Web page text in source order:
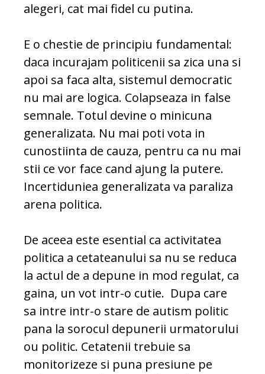
alegeri, cat mai fidel cu putina.
E o chestie de principiu fundamental:
daca incurajam politicenii sa zica una si
apoi sa faca alta, sistemul democratic
nu mai are logica. Colapseaza in false
semnale. Totul devine o minicuna
generalizata. Nu mai poti vota in
cunostiinta de cauza, pentru ca nu mai
stii ce vor face cand ajung la putere.
Incertiduniea generalizata va paraliza
arena politica.
De aceea este esential ca activitatea
politica a cetateanului sa nu se reduca
la actul de a depune in mod regulat, ca
gaina, un vot intr-o cutie. Dupa care
sa intre intr-o stare de autism politic
pana la sorocul depunerii urmatorului
ou politic. Cetatenii trebuie sa
monitorizeze si puna presiune pe